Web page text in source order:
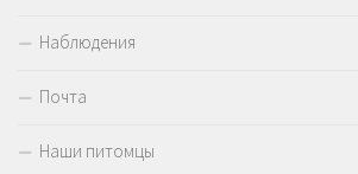
Наблюдения
Почта
Наши питомцы